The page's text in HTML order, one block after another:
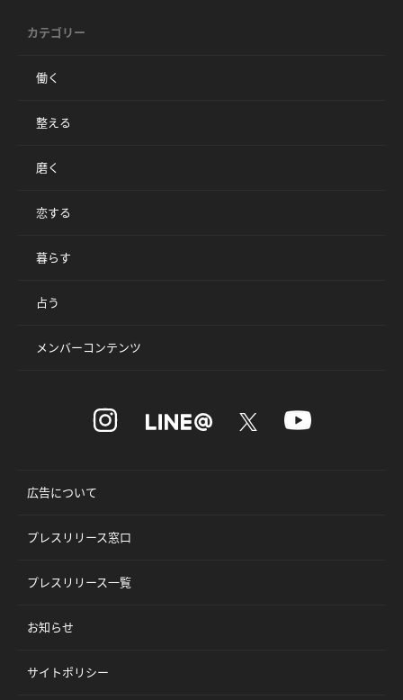
カテゴリー
働く
整える
磨く
恋する
暮らす
占う
メンバーコンテンツ
広告について
プレスリリース窓口
プレスリリース一覧
お知らせ
サイトポリシー